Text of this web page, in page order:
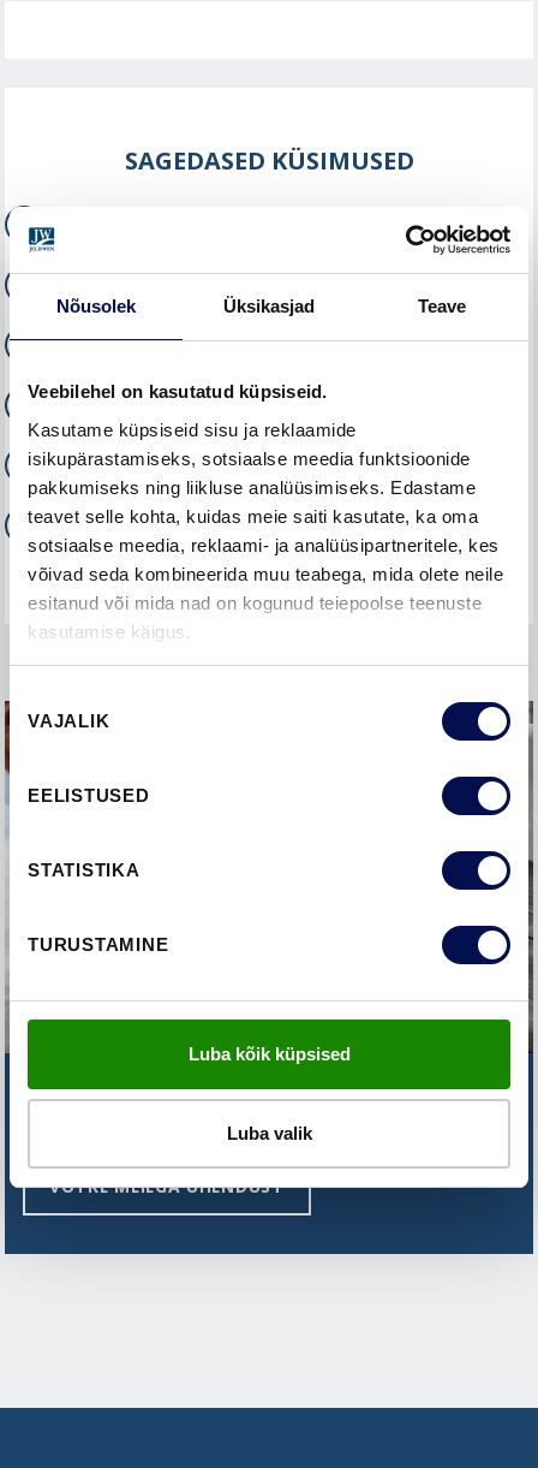
Nõusolek Üksikasjad Teave
Veebilehel on kasutatud küpsiseid.
Kasutame küpsiseid sisu ja reklaamide
isikupärastamiseks, sotsiaalse meedia funktsioonide
pakkumiseks ning liikluse analüüsimiseks. Edastame
teavet selle kohta, kuidas meie saiti kasutate, ka oma
sotsiaalse meedia, reklaami- ja analüüsipartneritele, kes
võivad seda kombineerida muu teabega, mida olete neile
esitanud või mida nad on kogunud teiepoolse teenuste
kasutamise käigus.
Nõusoleku
valikVAJALIK
EELISTUSED
STATISTIKA
TURUSTAMINE
Luba kõik küpsised
Luba valik
SAGEDASED KÜSIMUSED
Kas ma saan uksi osta otse teie tehasest?
Kus ma saan näidisuksi näha?
Millisele seinaavale sobib liuguks?
Milline on ukse käelisus ja kuidas seda määrata?
EI LEIDNUD SEDA, MIDA OTSITE?
VÕTKE MEIEGA ÜHENDUST